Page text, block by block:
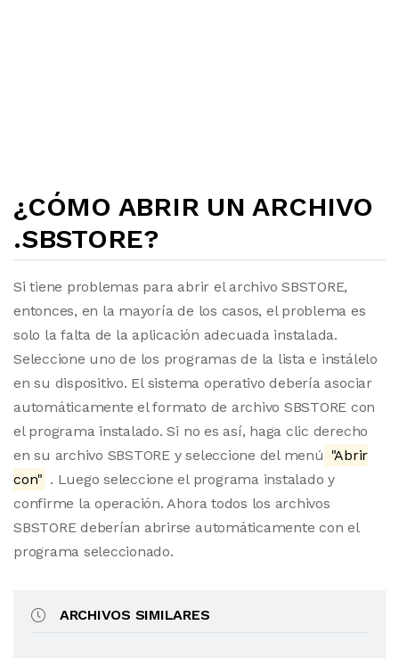
¿CÓMO ABRIR UN ARCHIVO
.SBSTORE?
Si tiene problemas para abrir el archivo SBSTORE,
entonces, en la mayoría de los casos, el problema es
solo la falta de la aplicación adecuada instalada.
Seleccione uno de los programas de la lista e instálelo
en su dispositivo. El sistema operativo debería asociar
automáticamente el formato de archivo SBSTORE con
el programa instalado. Si no es así, haga clic derecho
en su archivo SBSTORE y seleccione del menú "Abrir
con" . Luego seleccione el programa instalado y
confirme la operación. Ahora todos los archivos
SBSTORE deberían abrirse automáticamente con el
programa seleccionado.
ARCHIVOS SIMILARES